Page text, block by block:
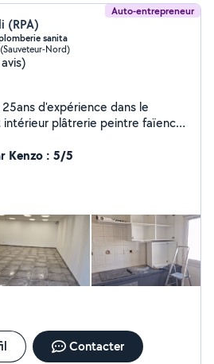
Auto-entrepreneur
(RPA)
sanita
Nord)
d'expérience dans le
plâtrerie peintre faïence
Kenzo : 5/5
Contacter